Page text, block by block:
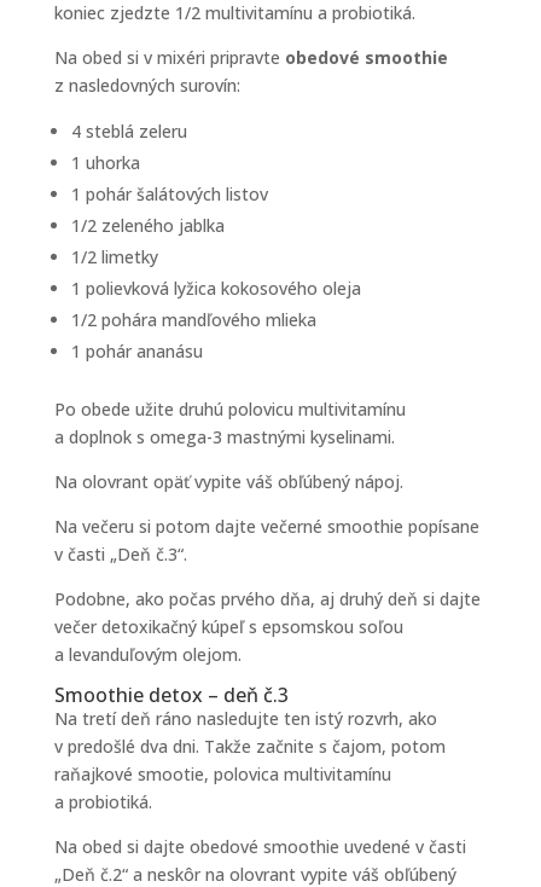
koniec zjedzte 1/2 multivitamínu a probiotiká.
Na obed si v mixéri pripravte obedové smoothie
z nasledovných surovín:
4 steblá zeleru
1 uhorka
1 pohár šalátových listov
1/2 zeleného jablka
1/2 limetky
1 polievková lyžica kokosového oleja
1/2 pohára mandľového mlieka
1 pohár ananásu
Po obede užite druhú polovicu multivitamínu
a doplnok s omega-3 mastnými kyselinami.
Na olovrant opäť vypite váš obľúbený nápoj.
Na večeru si potom dajte večerné smoothie popísane
v časti „Deň č.3“.
Podobne, ako počas prvého dňa, aj druhý deň si dajte
večer detoxikačný kúpeľ s epsomskou soľou
a levanduľovým olejom.
Smoothie detox – deň č.3
Na tretí deň ráno nasledujte ten istý rozvrh, ako
v predošlé dva dni. Takže začnite s čajom, potom
raňajkové smootie, polovica multivitamínu
a probiotiká.
Na obed si dajte obedové smoothie uvedené v časti
„Deň č.2“ a neskôr na olovrant vypite váš obľúbený